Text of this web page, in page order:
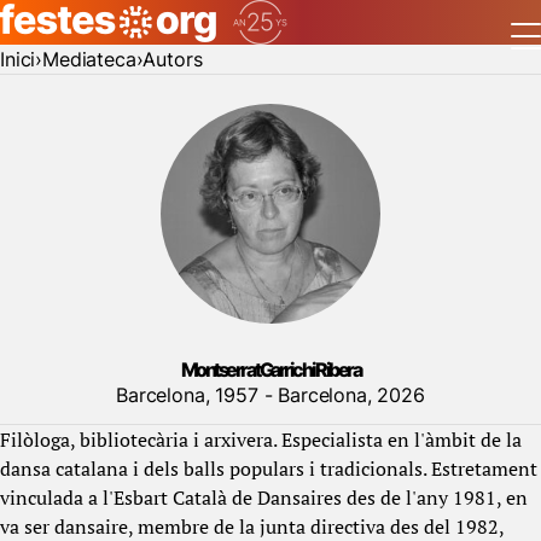
Inici Mediateca Autors
Montserrat Garrich i Ribera
Barcelona, 1957 - Barcelona, 2026
Filòloga, bibliotecària i arxivera. Especialista en l'àmbit de la
dansa catalana i dels balls populars i tradicionals. Estretament
vinculada a l'Esbart Català de Dansaires des de l'any 1981, en
va ser dansaire, membre de la junta directiva des del 1982,